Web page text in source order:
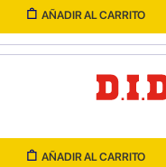
AÑADIR AL CARRITO
AÑADIR AL CARRITO